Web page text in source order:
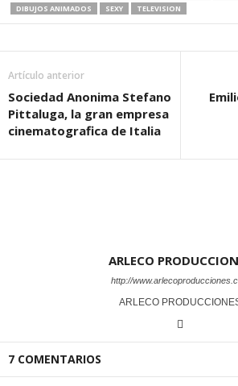
DIBUJOS ANIMADOS
SEXY TELEVISION
Artículo anterior
Sociedad Anonima Stefano
Pittaluga, la gran empresa
cinematografica de Italia
ARLECO
http://
ARLECO
7 COMENTARIOS